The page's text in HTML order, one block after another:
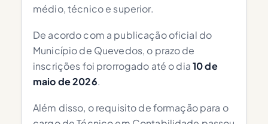
médio, técnico e superior.
De acordo com a publicação oficial do
Município de Quevedos, o prazo de
inscrições foi prorrogado até o dia10 de
maio de 2026.
Além disso, o requisito de formação para o